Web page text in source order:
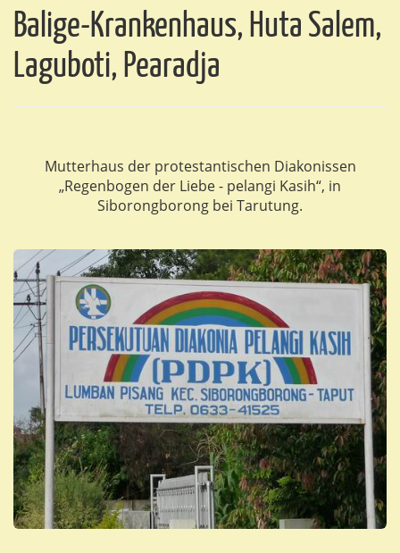
Balige-Krankenhaus, Huta Salem,
Laguboti, Pearadja
Mutterhaus der protestantischen Diakonissen
„Regenbogen der Liebe - pelangi Kasih“, in
Siborongborong bei Tarutung.